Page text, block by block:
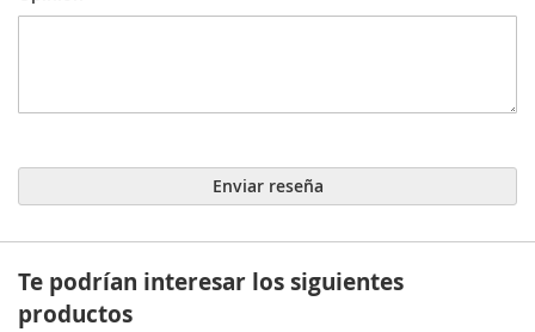
Enviar reseña
Te podrían interesar los siguientes
productos